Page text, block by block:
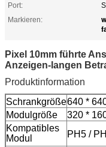
Port:
Markieren:
Pixel 10mm führte
Anzeigen-langen
Produktinformation
Schrankgröße640 *
Modulgröße
320 *
Kompatibles
Modul
PH5 /